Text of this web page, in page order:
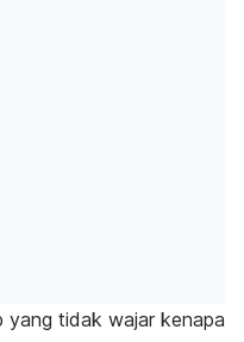
yang tidak wajar kenapa